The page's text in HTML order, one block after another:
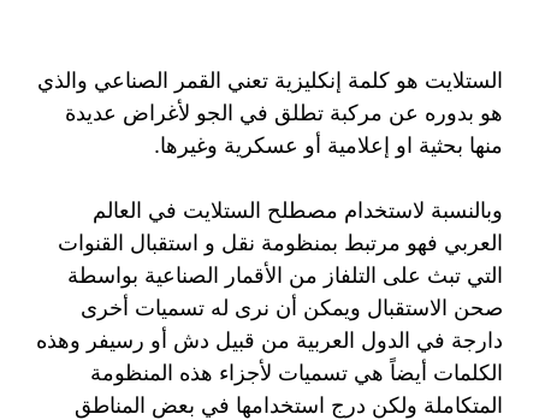
الستلايت هو كلمة إنكليزية تعني القمر الصناعي والذي
هو بدوره عن مركبة تطلق في الجو لأغراض عديدة
منها بحثية او إعلامية أو عسكرية وغيرها.
وبالنسبة لاستخدام مصطلح الستلايت في العالم
العربي فهو مرتبط بمنظومة نقل و استقبال القنوات
التي تبث على التلفاز من الأقمار الصناعية بواسطة
صحن الاستقبال ويمكن أن نرى له تسميات أخرى
دارجة في الدول العربية من قبيل دش أو رسيفر وهذه
الكلمات أيضاً هي تسميات لأجزاء هذه المنظومة
المتكاملة ولكن درج استخدامها في بعض المناطق